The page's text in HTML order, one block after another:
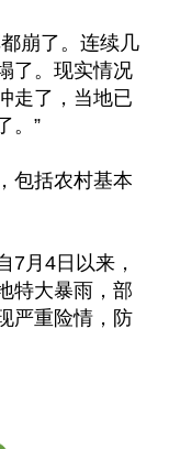
崩了。连续几
了。现实情况
走了，当地已
。”
包括农村基本
7月4日以来，
特大暴雨，部
严重险情，防